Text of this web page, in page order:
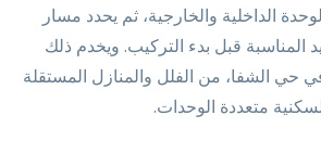
الداخلية والخارجية، ثم يحدد مسار
المناسبة قبل بدء التركيب. ويخدم ذلك
حي الشفا، من الفلل والمنازل المستقلة
متعددة الوحدات.